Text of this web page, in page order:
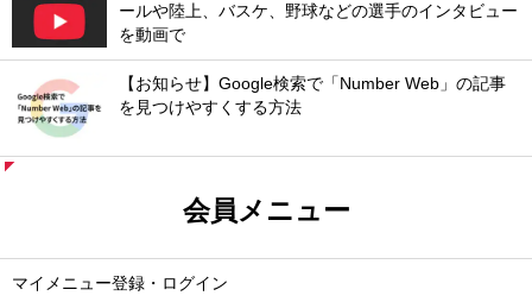
ールや陸上、バスケ、野球などの選手のインタビュー
を動画で
【お知らせ】Google検索で「Number Web」の記事
を見つけやすくする方法
会員メニュー
マイメニュー登録・ログイン